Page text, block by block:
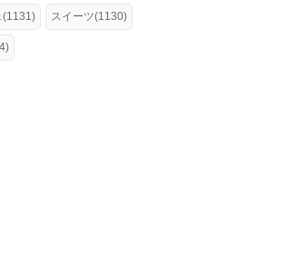
(1131) スイーツ(1130)